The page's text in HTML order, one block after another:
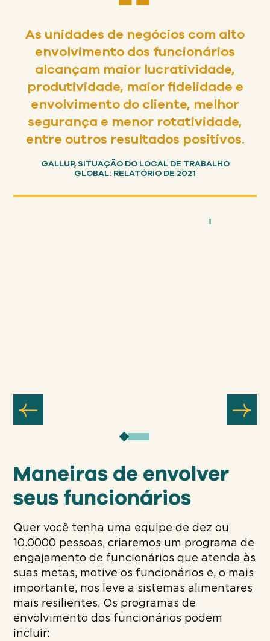
As unidades de negócios com alto
envolvimento dos funcionários
alcançam maior lucratividade,
produtividade, maior fidelidade e
envolvimento do cliente, melhor
segurança e menor rotatividade,
entre outros resultados positivos.
GALLUP, SITUAÇÃO DO LOCAL DE TRABALHO
GLOBAL: RELATÓRIO DE 2021
Maneiras de envolver
seus funcionários
Quer você tenha uma equipe de dez ou
10.0000 pessoas, criaremos um programa de
engajamento de funcionários que atenda às
suas metas, motive os funcionários e, o mais
importante, nos leve a sistemas alimentares
mais resilientes. Os programas de
envolvimento dos funcionários podem
incluir: